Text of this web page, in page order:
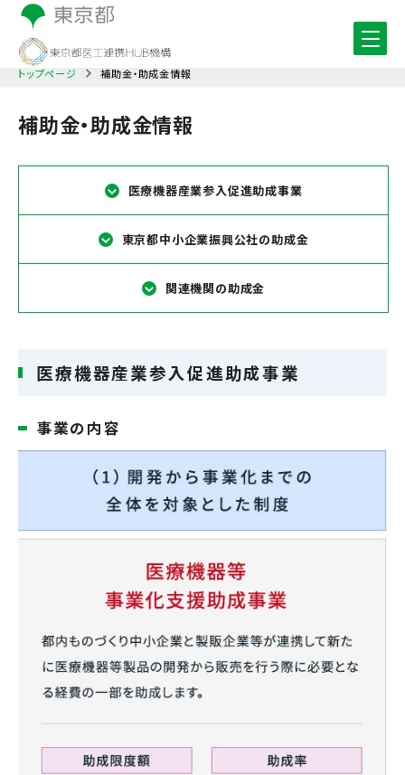
トップページ 補助金・助成金情報
補助金・助成金情報
医療機器産業参入促進助成事業
東京都中小企業振興公社の助成金
関連機関の助成金
医療機器産業参入促進助成事業
事業の内容